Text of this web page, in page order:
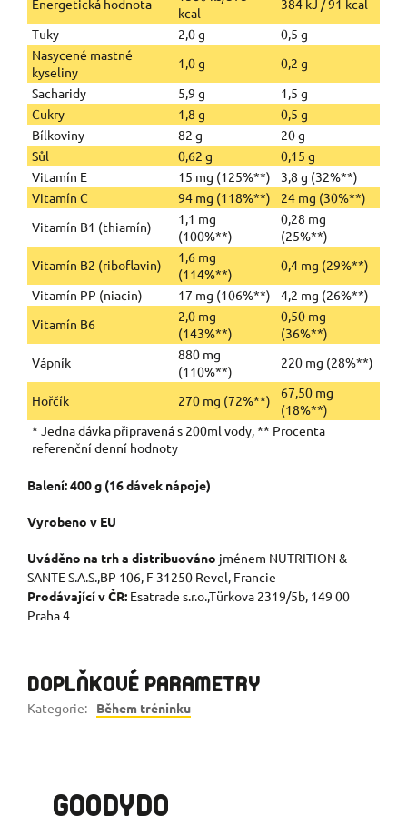
Energetická hodnota
kcal
384 kJ / 91 kcal
Tuky
2,0 g
0,5 g
Nasycené mastné
kyseliny
1,0 g
0,2 g
Sacharidy
5,9 g
1,5 g
Cukry
1,8 g
0,5 g
Bílkoviny
82 g
20 g
Sůl
0,62 g
0,15 g
Vitamín E
15 mg (125%**)
3,8 g (32%**)
Vitamín C
94 mg (118%**)
24 mg (30%**)
Vitamín B1 (thiamín)
1,1 mg
(100%**)
0,28 mg
(25%**)
Vitamín B2 (riboflavin)
1,6 mg
(114%**)
0,4 mg (29%**)
Vitamín PP (niacin)
17 mg (106%**)
4,2 mg (26%**)
Vitamín B6
2,0 mg
(143%**)
0,50 mg
(36%**)
Vápník
880 mg
(110%**)
220 mg (28%**)
Hořčík 270 mg (72%**)
67,50 mg
(18%**)
* Jedna dávka připravená s 200ml vody, ** Procenta
referenční denní hodnoty
Balení: 400 g (16 dávek nápoje)
Vyrobeno v EU
Uváděno na trh a distribuováno jménem NUTRITION &
SANTE S.A.S.,BP 106, F 31250 Revel, Francie
Prodávající v ČR: Esatrade s.r.o.,Türkova 2319/5b, 149 00
Praha 4
DOPLŇKOVÉ PARAMETRY
Kategorie: Během tréninku
GOODYDO